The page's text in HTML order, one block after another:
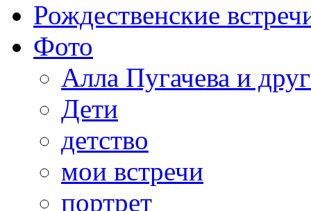
Рождественские
Фото
Алла Пугачева и
Дети
детство
мои встречи
портрет